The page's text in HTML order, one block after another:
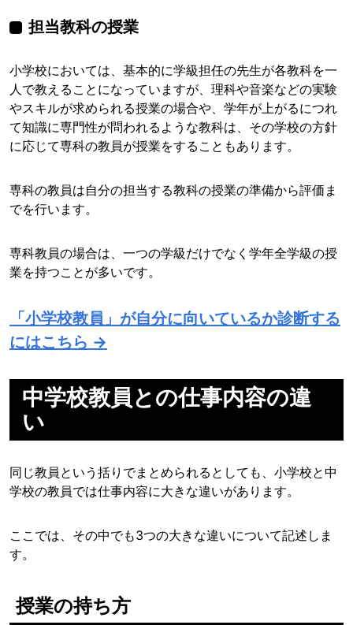
担当教科の授業
小学校においては、基本的に学級担任の先生が各教科を一
人で教えることになっていますが、理科や音楽などの実験
やスキルが求められる授業の場合や、学年が上がるにつれ
て知識に専門性が問われるような教科は、その学校の方針
に応じて専科の教員が授業をすることもあります。
専科の教員は自分の担当する教科の授業の準備から評価ま
でを行います。
専科教員の場合は、一つの学級だけでなく学年全学級の授
業を持つことが多いです。
「小学校教員」が自分に向いているか診断する
にはこちら →
中学校教員との仕事内容の違
い
同じ教員という括りでまとめられるとしても、小学校と中
学校の教員では仕事内容に大きな違いがあります。
ここでは、その中でも3つの大きな違いについて記述しま
す。
授業の持ち方